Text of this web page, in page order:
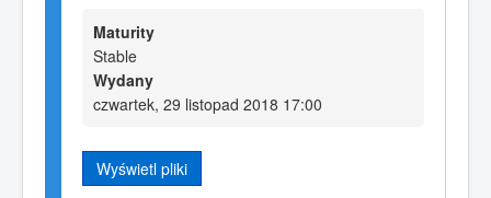
Maturity
Stable
Wydany
czwartek, 29 listopad 2018 17:00
Wyświetl pliki